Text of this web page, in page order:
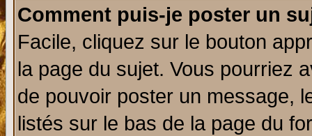
Comment puis-je poster un
Facile, cliquez sur le bouton
la page du sujet. Vous pourriez
de pouvoir poster un message,
listés sur le bas de la page du